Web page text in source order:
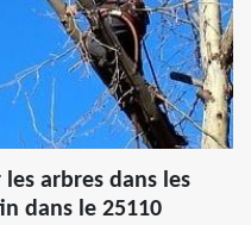
arbres dans les
dans le 25110